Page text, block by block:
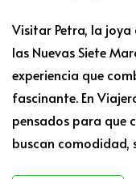
Visitar Petra, la
las Nuevas Siete
experiencia que
fascinante. En
pensados para que
buscan comodidad,